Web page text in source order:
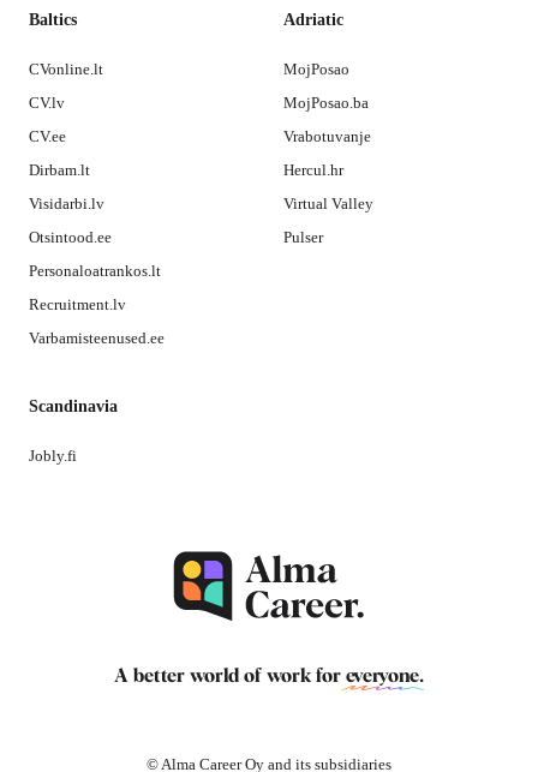
Baltics
CVonline.lt
CV.lv
CV.ee
Dirbam.lt
Visidarbi.lv
Otsintood.ee
Personaloatrankos.lt
Recruitment.lv
Varbamisteenused.ee
Adriatic
MojPosao
MojPosao.ba
Vrabotuvanje
Hercul.hr
Virtual Valley
Pulser
Scandinavia
Jobly.fi
A better world of work for everyone.
© Alma Career Oy and its subsidiaries